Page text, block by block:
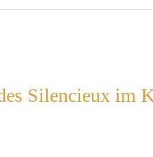
Silencieux im